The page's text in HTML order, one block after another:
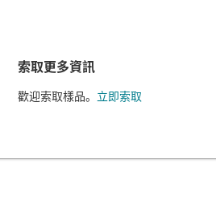
索取更多資訊
歡迎索取樣品。 立即索取